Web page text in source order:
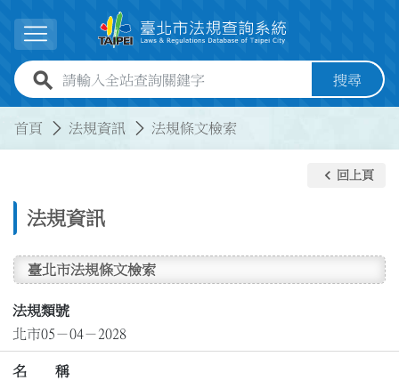
展開選單
全站查詢關鍵字欄位 搜尋
首頁 法規資訊 法規條文檢索
法規資訊
keyboard_arrow_left 回上頁
臺北市法規條文檢索
法規類號
北市05－04－2028
名 稱